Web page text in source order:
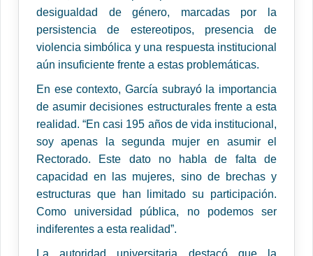
desigualdad de género, marcadas por la
persistencia de estereotipos, presencia de
violencia simbólica y una respuesta institucional
aún insuficiente frente a estas problemáticas.
En ese contexto, García subrayó la importancia
de asumir decisiones estructurales frente a esta
realidad. “En casi 195 años de vida institucional,
soy apenas la segunda mujer en asumir el
Rectorado. Este dato no habla de falta de
capacidad en las mujeres, sino de brechas y
estructuras que han limitado su participación.
Como universidad pública, no podemos ser
indiferentes a esta realidad”.